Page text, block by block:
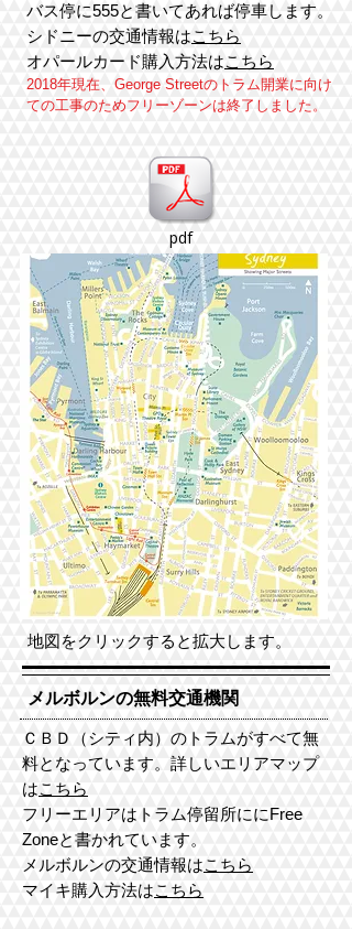
バス停に555と書いてあれば停車します。
シドニーの交通情報はこちら
オパールカード購入方法はこちら
2018年現在、George Streetのトラム開業に​向け
ての工事のためフリーゾーンは終了しました。
pdf
地図をクリックすると拡大します。
メルボルンの無料交通機関
ＣＢＤ（シティ内）のトラムがすべて無
料となっています。 詳しいエリアマップ
はこちら
フリーエリアはトラム停留所ににFree
Zoneと書かれています。
メルボルンの交通情報はこちら
マイキ購入方法はこちら